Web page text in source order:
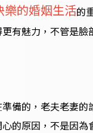
樂的婚姻生活的
有魅力，不管是
備的，老夫老妻
的原因，不是因